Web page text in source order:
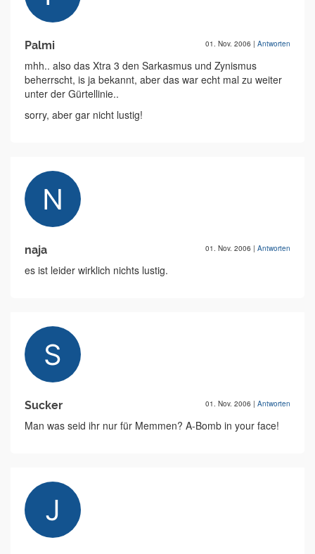
Palmi 01. Nov. 2006 | Antworten
mhh.. also das Xtra 3 den Sarkasmus und Zynismus
beherrscht, is ja bekannt, aber das war echt mal zu weiter
unter der Gürtellinie..
sorry, aber gar nicht lustig!
naja 01. Nov. 2006 | Antworten
es ist leider wirklich nichts lustig.
Sucker 01. Nov. 2006 | Antworten
Man was seid ihr nur für Memmen? A-Bomb in your face!